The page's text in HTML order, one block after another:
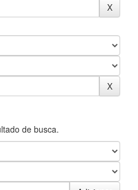
de busca.